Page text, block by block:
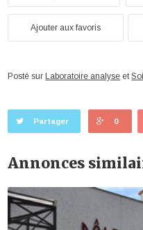
Ajouter aux favoris
Posté surLaboratoire analyse et
Partager 0
Annonces